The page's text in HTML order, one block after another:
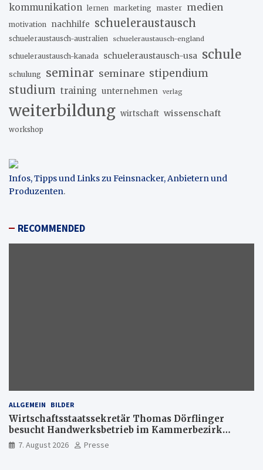
kommunikation lernen marketing master medien
motivation nachhilfe schueleraustausch
schueleraustausch-australien schueleraustausch-england
schueleraustausch-kanada schueleraustausch-usa schule
schulung seminar seminare stipendium
studium training unternehmen verlag
weiterbildung wirtschaft wissenschaft
workshop
Infos, Tipps und Links zu Feinsnacker, Anbietern und
Produzenten.
RECOMMENDED
ALLGEMEIN BILDER
Wirtschaftsstaatssekretär Thomas Dörflinger
besucht Handwerksbetrieb im Kammerbezirk
Freiburg
7. August 2026 Presse